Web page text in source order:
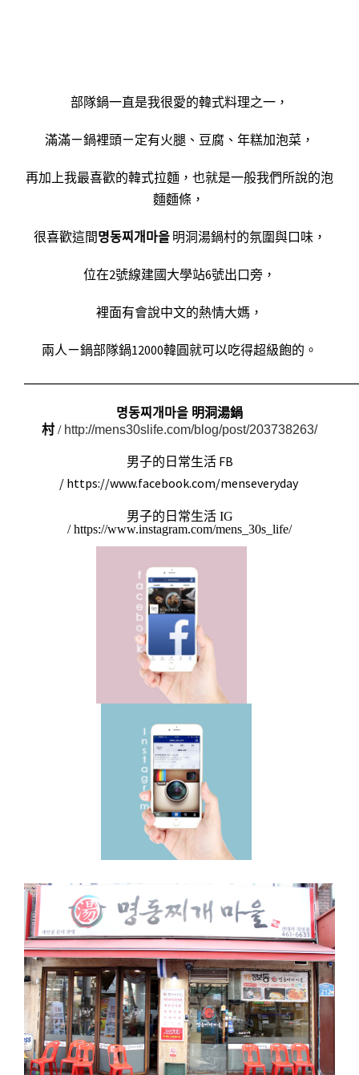
部隊鍋一直是我很愛的韓式料理之一，
滿滿ㄧ鍋裡頭ㄧ定有火腿、豆腐、年糕加泡菜，
再加上我最喜歡的韓式拉麵，也就是一般我們所說的泡
麵麵條，
很喜歡這間명동찌개마을 明洞湯鍋村的氛圍與口味，
位在2號線建國大學站6號出口旁，
裡面有會說中文的熱情大媽，
兩人ㄧ鍋部隊鍋12000韓圓就可以吃得超級飽的。
명동찌개마을 明洞湯鍋
村/ http://mens30slife.com/blog/post/203738263/
男子的日常生活 FB
/ https://www.facebook.com/menseveryday
男子的日常生活 IG
/https://www.instagram.com/mens_30s_life/